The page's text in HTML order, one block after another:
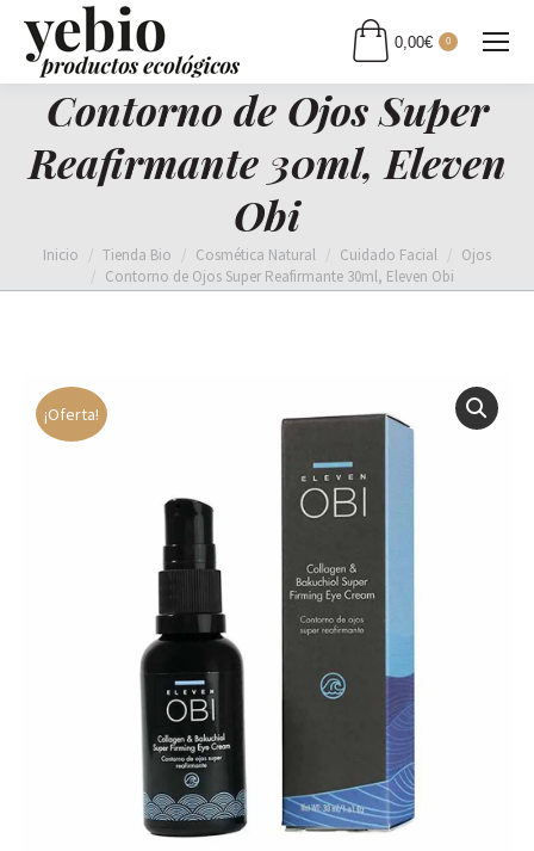
0,00€ 0
Contorno de Ojos Super
Reafirmante 30ml, Eleven
Obi
Estás aquí:
Inicio Tienda Bio Cosmética Natural Cuidado Facial
Ojos
Contorno de Ojos Super Reafirmante 30ml, Eleven Obi
¡Oferta!